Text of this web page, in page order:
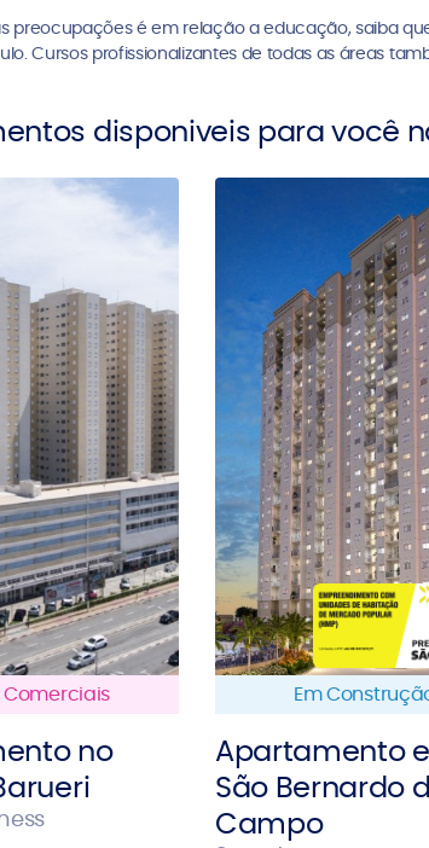
preocupações é em relação a educação, saiba
Cursos profissionalizantes de todas as áreas
disponiveis para você
Comerciais
no
Em
Apartamento
São Bernardo
Campo